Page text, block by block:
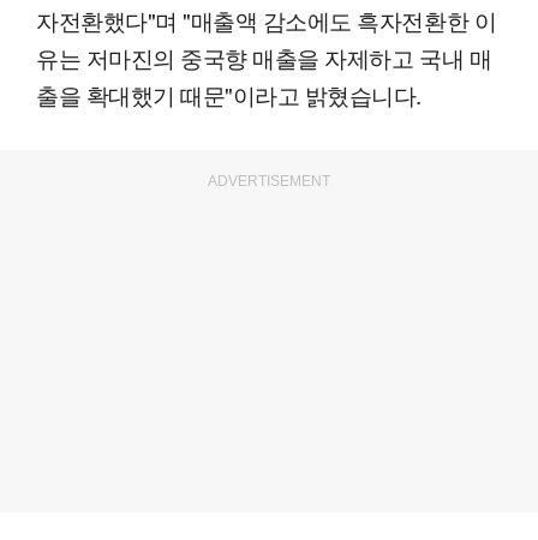
자전환했다"며 "매출액 감소에도 흑자전환한 이
유는 저마진의 중국향 매출을 자제하고 국내 매
출을 확대했기 때문"이라고 밝혔습니다.
ADVERTISEMENT